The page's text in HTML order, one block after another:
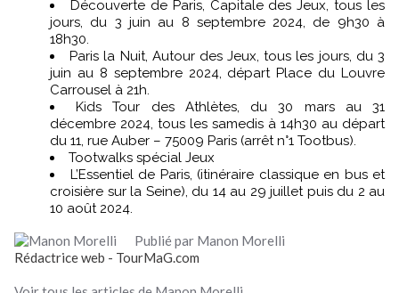
Découverte de Paris, Capitale des Jeux, tous les
jours, du 3 juin au 8 septembre 2024, de 9h30 à
18h30.
Paris la Nuit, Autour des Jeux, tous les jours, du 3
juin au 8 septembre 2024, départ Place du Louvre
Carrousel à 21h.
Kids Tour des Athlètes, du 30 mars au 31
décembre 2024, tous les samedis à 14h30 au départ
du 11, rue Auber – 75009 Paris (arrêt n°1 Tootbus).
Tootwalks spécial Jeux
L’Essentiel de Paris, (itinéraire classique en bus et
croisière sur la Seine), du 14 au 29 juillet puis du 2 au
10 août 2024.
Publié par Manon Morelli
Rédactrice web - TourMaG.com